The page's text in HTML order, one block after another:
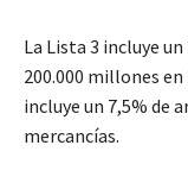
La Lista 3 incluye
200.000 millones
incluye un 7,5% de
mercancías.